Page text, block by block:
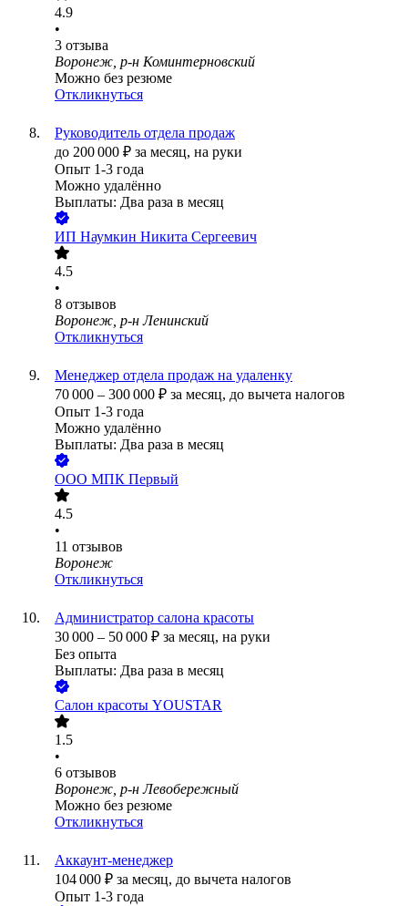
4.9
•
3 отзыва
Воронеж, р-н Коминтерновский
Можно без резюме
Откликнуться
Руководитель отдела продаж
до 200 000 ₽ за месяц, на руки
Опыт 1-3 года
Можно удалённо
Выплаты: Два раза в месяц
ИП Наумкин Никита Сергеевич
4.5
•
8 отзывов
Воронеж, р-н Ленинский
Откликнуться
Менеджер отдела продаж на удаленку
70 000 – 300 000 ₽ за месяц, до вычета налогов
Опыт 1-3 года
Можно удалённо
Выплаты: Два раза в месяц
ООО МПК Первый
4.5
•
11 отзывов
Воронеж
Откликнуться
Администратор салона красоты
30 000 – 50 000 ₽ за месяц, на руки
Без опыта
Выплаты: Два раза в месяц
Салон красоты YOUSTAR
1.5
•
6 отзывов
Воронеж, р-н Левобережный
Можно без резюме
Откликнуться
Аккаунт-менеджер
104 000 ₽ за месяц, до вычета налогов
Опыт 1-3 года